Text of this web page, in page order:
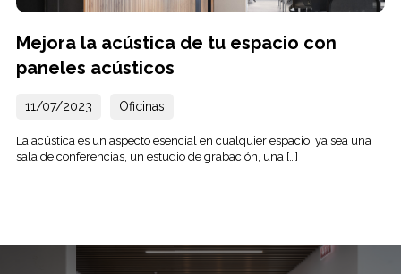
Mejora la acústica de tu espacio con
paneles acústicos
11/07/2023 Oficinas
La acústica es un aspecto esencial en cualquier espacio, ya sea una
sala de conferencias, un estudio de grabación, una […]